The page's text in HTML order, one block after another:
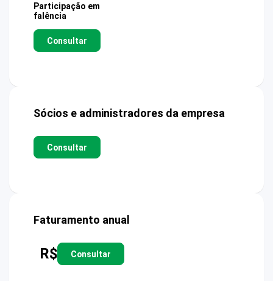
Participação em
falência
Consultar
Sócios e administradores da empresa
Consultar
Faturamento anual
R$ Consultar